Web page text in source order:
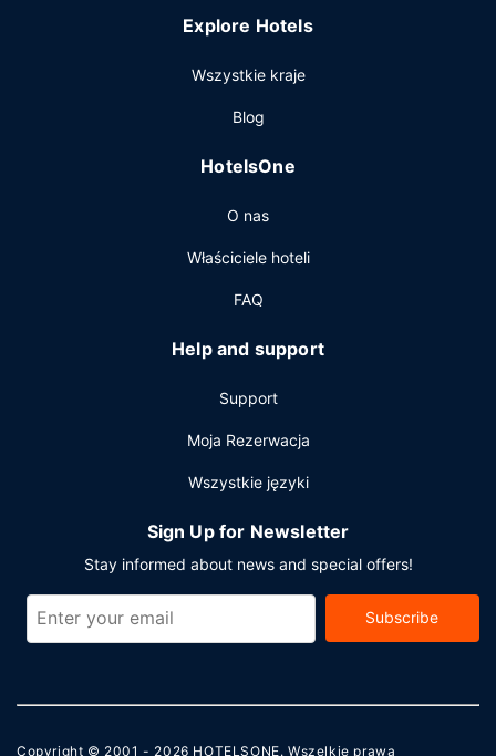
Pozostałe udogodnienia
Udogodnienia biznesowe to recepcja całodobowa,
miejscu to bezpłatne parkowanie samodzielne.
Explore Hotels
Wszystkie kraje
Blog
HotelsOne
O nas
Właściciele hoteli
FAQ
Help and support
Support
Moja Rezerwacja
Wszystkie języki
Sign Up for Newsletter
Stay informed about news and special offers!
Subscribe
Copyright © 2001 - 2026 HOTELSONE. Wszelkie prawa